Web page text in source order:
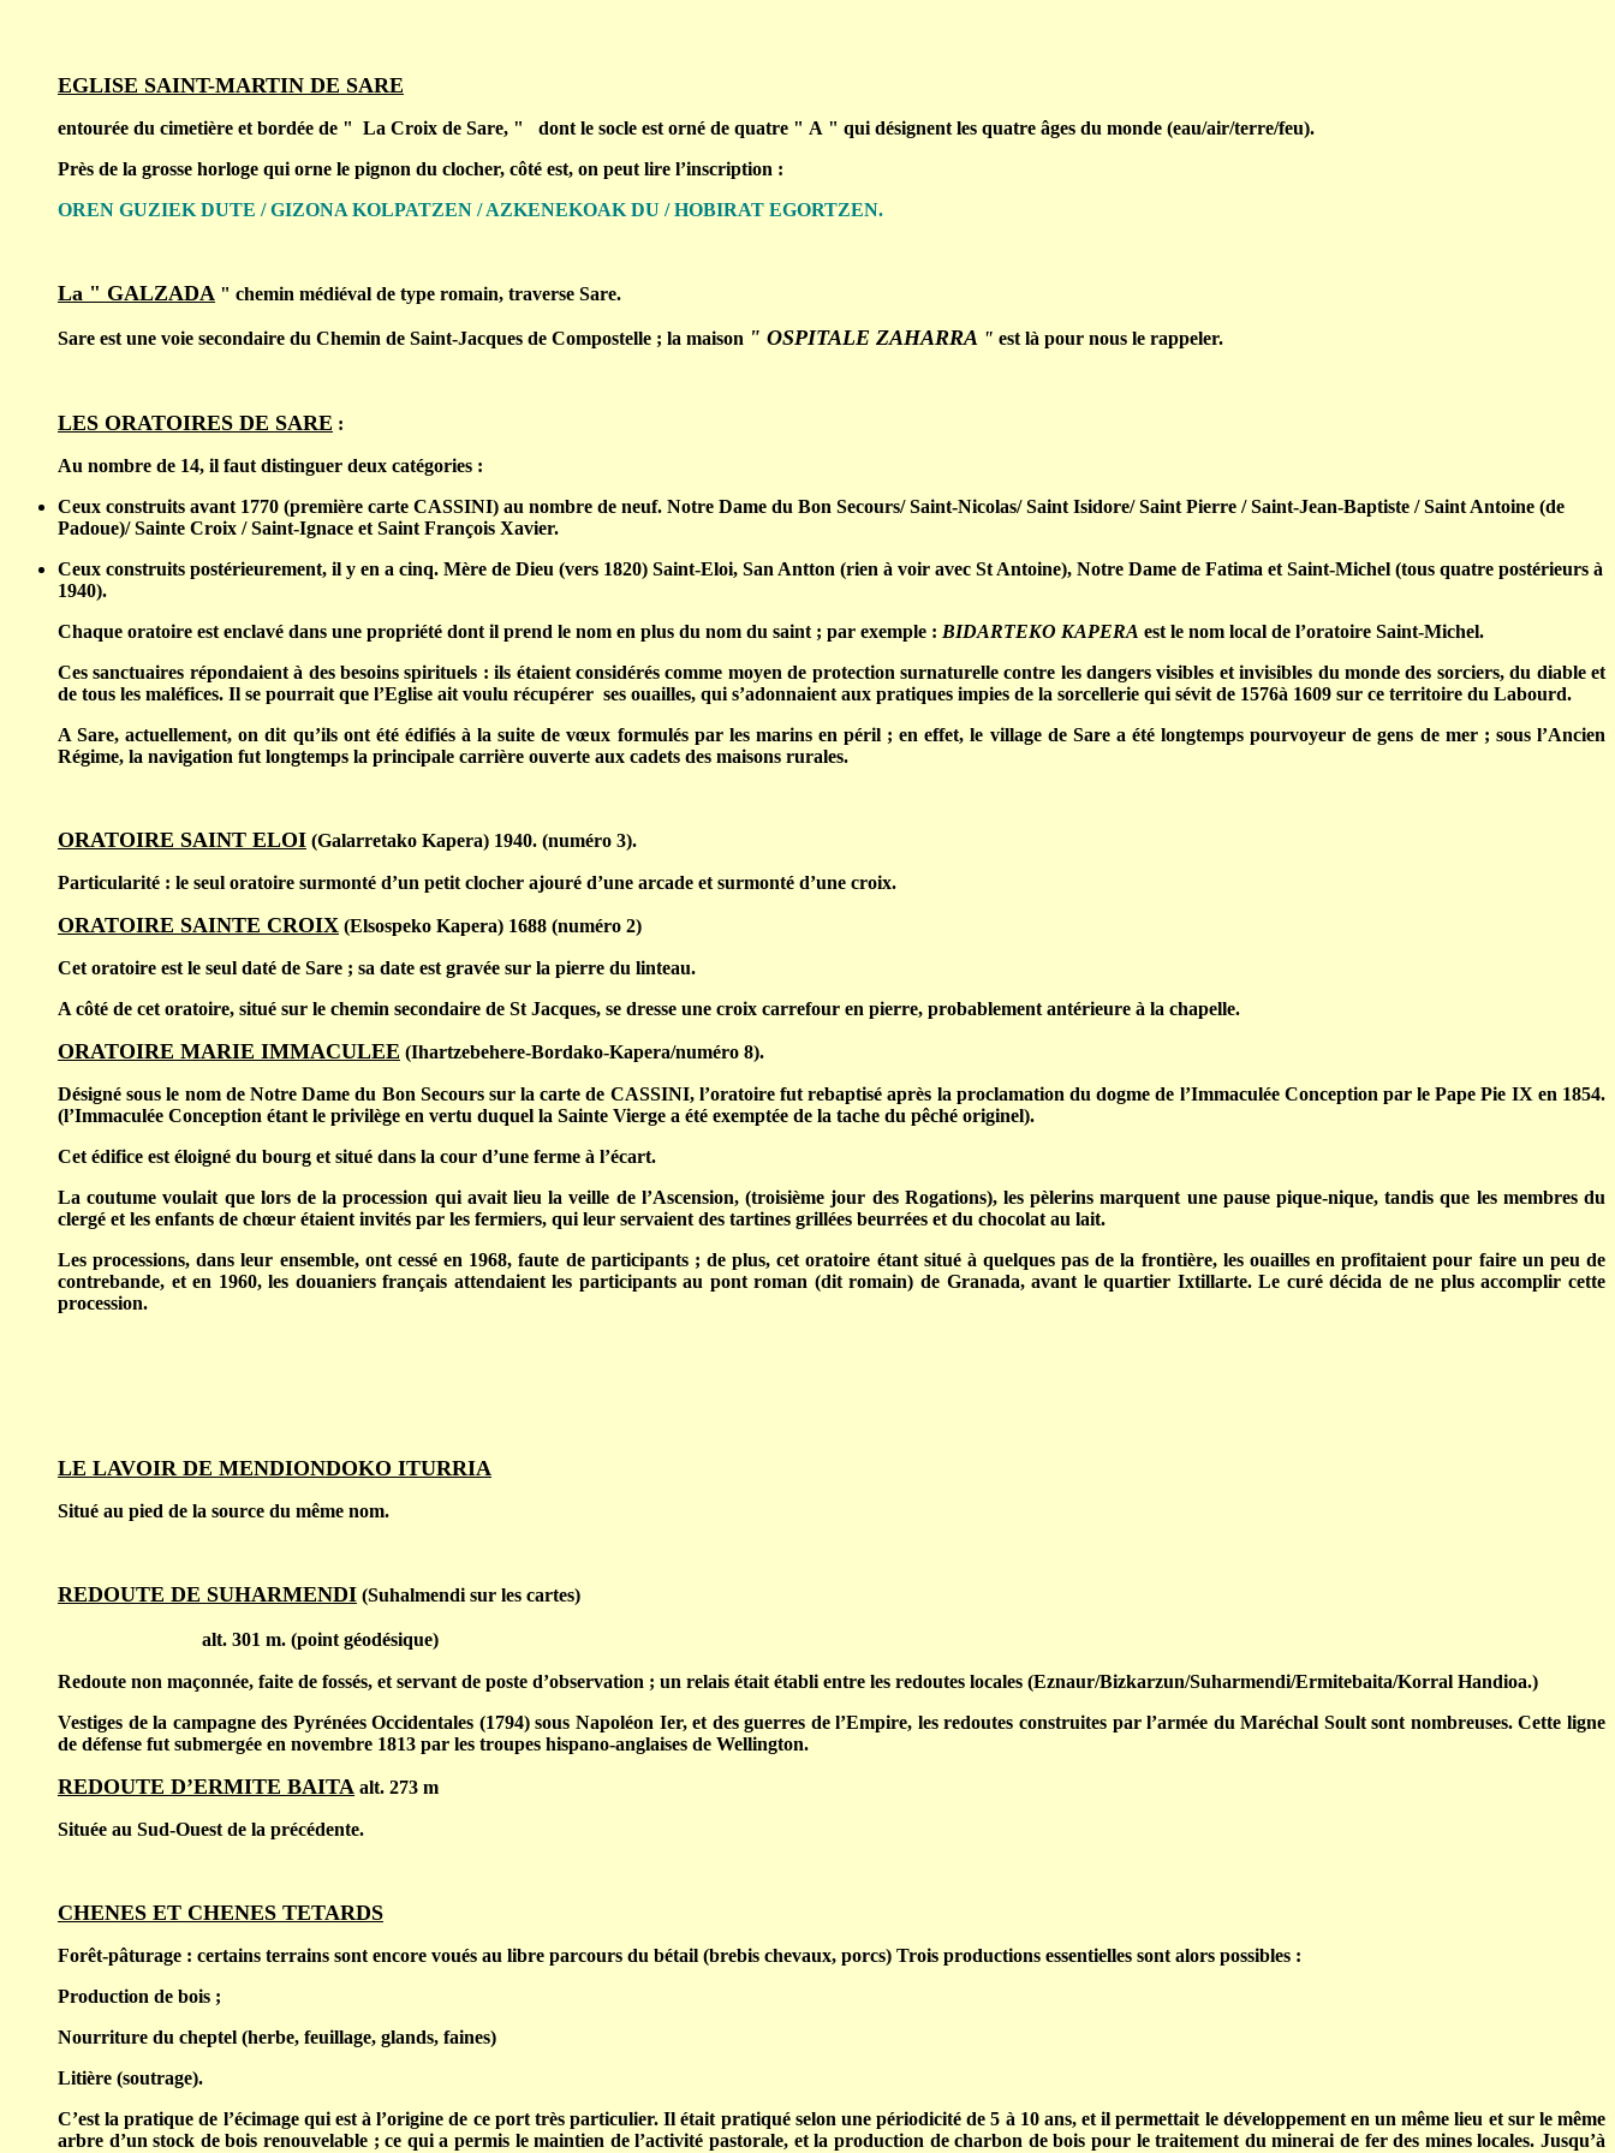
EGLISE SAINT-MARTIN DE SARE
entourée du cimetière et bordée de " La Croix de Sare, " dont le socle est orné de quatre " A " qui désignent les quatre âges du monde (eau/air/terre/feu).
Près de la grosse horloge qui orne le pignon du clocher, côté est, on peut lire l’inscription :
OREN GUZIEK DUTE / GIZONA KOLPATZEN / AZKENEKOAK DU / HOBIRAT EGORTZEN.
La " GALZADA " chemin médiéval de type romain, traverse Sare.
Sare est une voie secondaire du Chemin de Saint-Jacques de Compostelle ; la maison " OSPITALE ZAHARRA " est là pour nous le rappeler.
LES ORATOIRES DE SARE :
Au nombre de 14, il faut distinguer deux catégories :
Ceux construits avant 1770 (première carte CASSINI) au nombre de neuf. Notre Dame du Bon Secours/ Saint-Nicolas/ Saint Isidore/ Saint Pierre / Saint-Jean-Baptiste / Saint Antoine (de
Padoue)/ Sainte Croix / Saint-Ignace et Saint François Xavier.
Ceux construits postérieurement, il y en a cinq. Mère de Dieu (vers 1820) Saint-Eloi, San Antton (rien à voir avec St Antoine), Notre Dame de Fatima et Saint-Michel (tous quatre postérieurs à
1940).
Chaque oratoire est enclavé dans une propriété dont il prend le nom en plus du nom du saint ; par exemple : BIDARTEKO KAPERA est le nom local de l’oratoire Saint-Michel.
Ces sanctuaires répondaient à des besoins spirituels : ils étaient considérés comme moyen de protection surnaturelle contre les dangers visibles et invisibles du monde des sorciers, du diable et
de tous les maléfices. Il se pourrait que l’Eglise ait voulu récupérer ses ouailles, qui s’adonnaient aux pratiques impies de la sorcellerie qui sévit de 1576à 1609 sur ce territoire du Labourd.
A Sare, actuellement, on dit qu’ils ont été édifiés à la suite de vœux formulés par les marins en péril ; en effet, le village de Sare a été longtemps pourvoyeur de gens de mer ; sous l’Ancien
Régime, la navigation fut longtemps la principale carrière ouverte aux cadets des maisons rurales.
ORATOIRE SAINT ELOI (Galarretako Kapera) 1940. (numéro 3).
Particularité : le seul oratoire surmonté d’un petit clocher ajouré d’une arcade et surmonté d’une croix.
ORATOIRE SAINTE CROIX (Elsospeko Kapera) 1688 (numéro 2)
Cet oratoire est le seul daté de Sare ; sa date est gravée sur la pierre du linteau.
A côté de cet oratoire, situé sur le chemin secondaire de St Jacques, se dresse une croix carrefour en pierre, probablement antérieure à la chapelle.
ORATOIRE MARIE IMMACULEE (Ihartzebehere-Bordako-Kapera/numéro 8).
Désigné sous le nom de Notre Dame du Bon Secours sur la carte de CASSINI, l’oratoire fut rebaptisé après la proclamation du dogme de l’Immaculée Conception par le Pape Pie IX en 1854.
(l’Immaculée Conception étant le privilège en vertu duquel la Sainte Vierge a été exemptée de la tache du pêché originel).
Cet édifice est éloigné du bourg et situé dans la cour d’une ferme à l’écart.
La coutume voulait que lors de la procession qui avait lieu la veille de l’Ascension, (troisième jour des Rogations), les pèlerins marquent une pause pique-nique, tandis que les membres du
clergé et les enfants de chœur étaient invités par les fermiers, qui leur servaient des tartines grillées beurrées et du chocolat au lait.
Les processions, dans leur ensemble, ont cessé en 1968, faute de participants ; de plus, cet oratoire étant situé à quelques pas de la frontière, les ouailles en profitaient pour faire un peu de
contrebande, et en 1960, les douaniers français attendaient les participants au pont roman (dit romain) de Granada, avant le quartier Ixtillarte. Le curé décida de ne plus accomplir cette
procession.
LE LAVOIR DE MENDIONDOKO ITURRIA
Situé au pied de la source du même nom.
REDOUTE DE SUHARMENDI (Suhalmendi sur les cartes)
alt. 301 m. (point géodésique)
Redoute non maçonnée, faite de fossés, et servant de poste d’observation ; un relais était établi entre les redoutes locales (Eznaur/Bizkarzun/Suharmendi/Ermitebaita/Korral Handioa.)
Vestiges de la campagne des Pyrénées Occidentales (1794) sous Napoléon Ier, et des guerres de l’Empire, les redoutes construites par l’armée du Maréchal Soult sont nombreuses. Cette ligne
de défense fut submergée en novembre 1813 par les troupes hispano-anglaises de Wellington.
REDOUTE D’ERMITE BAITA alt. 273 m
Située au Sud-Ouest de la précédente.
CHENES ET CHENES TETARDS
Forêt-pâturage : certains terrains sont encore voués au libre parcours du bétail (brebis chevaux, porcs) Trois productions essentielles sont alors possibles :
Production de bois ;
Nourriture du cheptel (herbe, feuillage, glands, faines)
Litière (soutrage).
C’est la pratique de l’écimage qui est à l’origine de ce port très particulier. Il était pratiqué selon une périodicité de 5 à 10 ans, et il permettait le développement en un même lieu et sur le même
arbre d’un stock de bois renouvelable ; ce qui a permis le maintien de l’activité pastorale, et la production de charbon de bois pour le traitement du minerai de fer des mines locales. Jusqu’à